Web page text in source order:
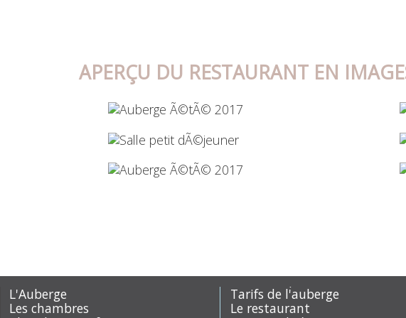
APERÇU DU RESTAURANT EN
L'Auberge
Les chambres
Tarifs de l'auberge
Le restaurant